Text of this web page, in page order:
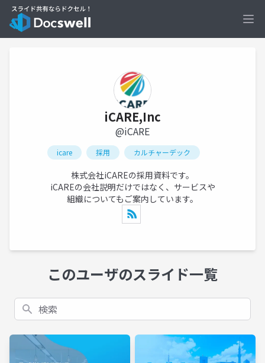
iCARE,Inc
@iCARE
icare 採用 カルチャーデック
株式会社iCAREの採用資料です。
iCAREの会社説明だけではなく、サービスや
組織についてもご案内しています。
このユーザのスライド一覧
検索